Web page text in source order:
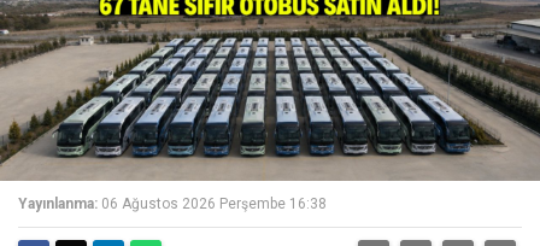
Yayınlanma: 06 Ağustos 2026 Perşembe 16:38